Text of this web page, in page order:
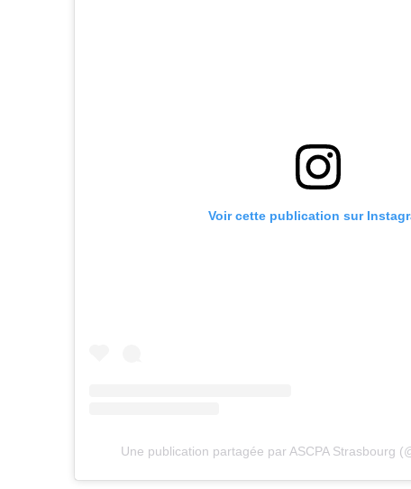
Voir cette publication sur
Une publication partagée par ASCPA Strasbourg